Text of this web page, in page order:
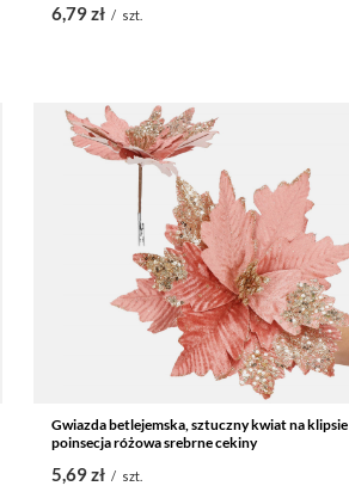
6,79 zł / szt.
Gwiazda betlejemska, sztuczny kwiat na klipsie
poinsecja różowa srebrne cekiny
5,69 zł / szt.